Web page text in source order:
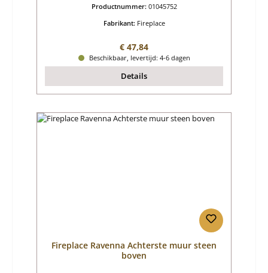
Productnummer: 01045752
Fabrikant: Fireplace
Normale prijs:
€ 47,84
Beschikbaar, levertijd: 4-6 dagen
Details
Fireplace Ravenna Achterste muur steen
boven